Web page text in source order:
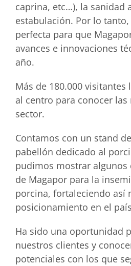
caprina, etc…), la sanidad
estabulación. Por lo
perfecta para que
avances e innovaciones
año.
Más de 180.000
al centro para conocer las
sector.
Contamos con un stand
pabellón dedicado al
pudimos mostrar algunos
de Magapor para la
porcina, fortaleciendo así
posicionamiento en el
Ha sido una oportunidad
nuestros clientes y
potenciales con los que